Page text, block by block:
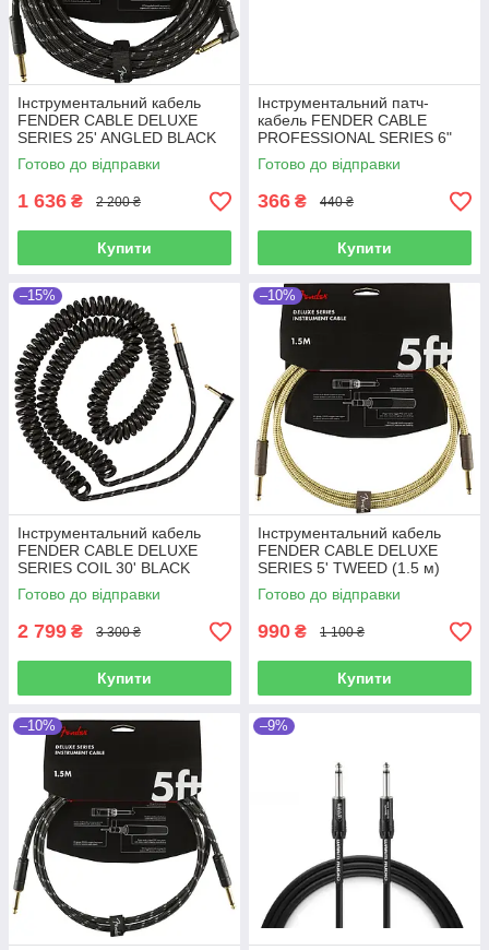
Інструментальний кабель
FENDER CABLE DELUXE
SERIES 25' ANGLED BLACK
TWEED (7.5 м)
Готово до відправки
1 636 ₴ 2 200 ₴
Купити
Інструментальний патч-
кабель FENDER CABLE
PROFESSIONAL SERIES 6"
PATCH BLACK
Готово до відправки
366 ₴ 440 ₴
Купити
–15%
Інструментальний кабель
FENDER CABLE DELUXE
SERIES COIL 30' BLACK
TWEED
Готово до відправки
2 799 ₴ 3 300 ₴
Купити
–10%
Інструментальний кабель
FENDER CABLE DELUXE
SERIES 5' TWEED (1.5 м)
Готово до відправки
990 ₴ 1 100 ₴
Купити
–10% –9%